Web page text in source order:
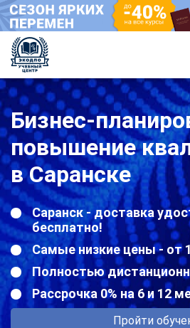
Бизнес-
повышение
в Саранске
Саранск - доставка
бесплатно!
Самые низкие цены - от
Полностью
Рассрочка 0% на 6 и 12
Пройти